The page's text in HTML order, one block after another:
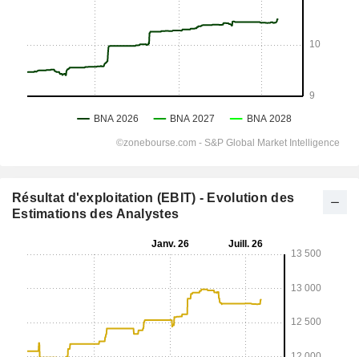
Résultat d'exploitation (EBIT) - Evolution des
Estimations des Analystes